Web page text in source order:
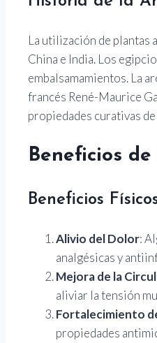
La utilización de plantas
China e India. Los
embalsamamientos. La
francés René-Maurice
propiedades curativas
Beneficios
Beneficios
Alivio del Dolor:
analgésicas y
Mejora de la
aliviar la tensión
Fortalecimiento
propiedades